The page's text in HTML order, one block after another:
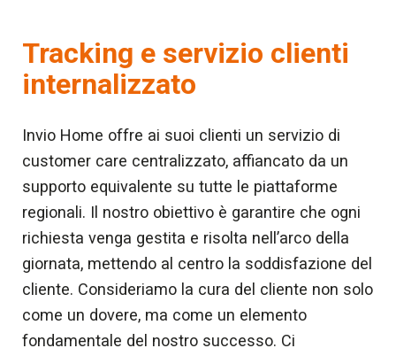
Tracking e servizio clienti
internalizzato
Invio Home offre ai suoi clienti un servizio di
customer care centralizzato, affiancato da un
supporto equivalente su tutte le piattaforme
regionali. Il nostro obiettivo è garantire che ogni
richiesta venga gestita e risolta nell’arco della
giornata, mettendo al centro la soddisfazione del
cliente. Consideriamo la cura del cliente non solo
come un dovere, ma come un elemento
fondamentale del nostro successo. Ci